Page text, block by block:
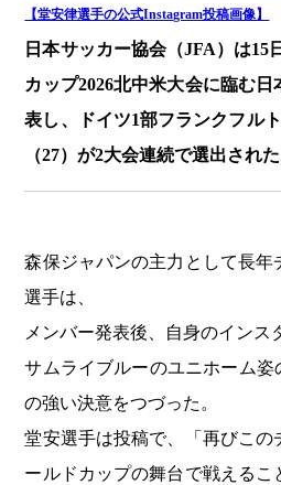
【堂安律選手の公式Instagram投稿画像】
日本サッカー協会（JFA）は15
カップ2026北中米大会に臨む
表し、ドイツ1部フランクフル
（27）が2大会連続で選出された
森保ジャパンの主力として長
選手は、
メンバー発表後、自身のインス
サムライブルーのユニホーム
の強い決意をつづった。
堂安選手は投稿で、「再びこの
ールドカップの舞台で戦えるこ